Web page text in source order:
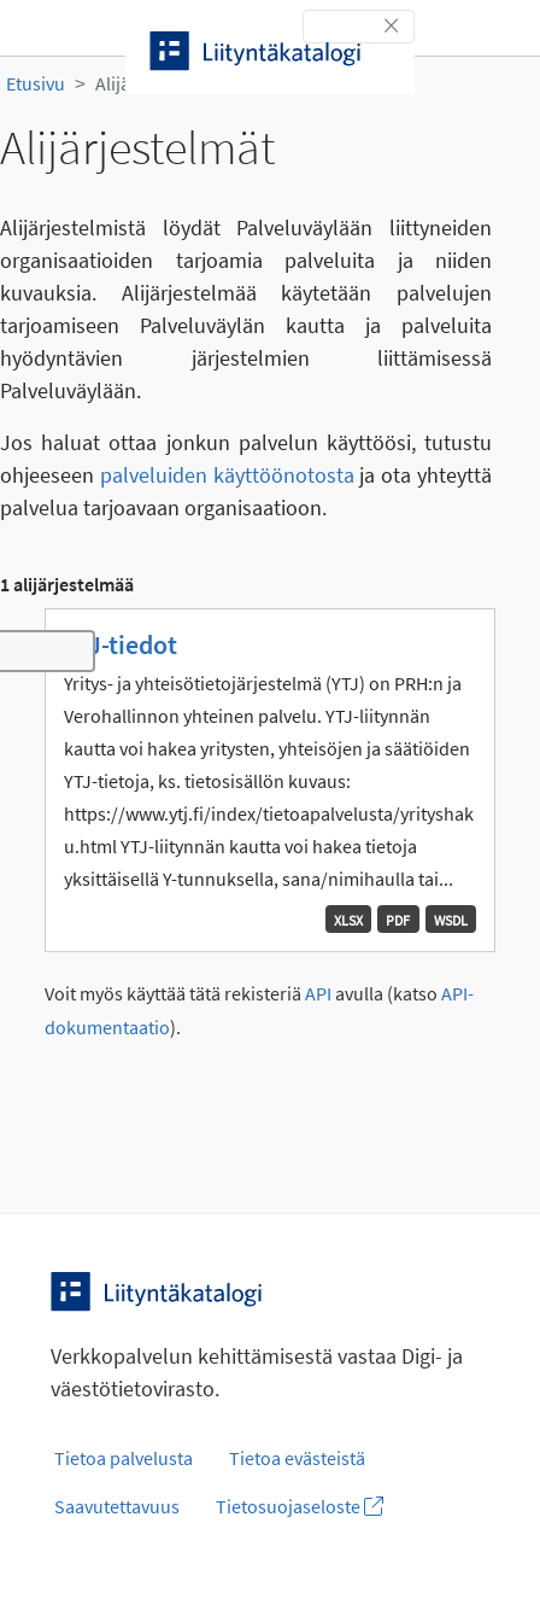
Toggle navigation
Etusivu Alijärjestelmät
Alijärjestelmät
Alijärjestelmistä löydät Palveluväylään liittyneiden
organisaatioiden tarjoamia palveluita ja niiden
kuvauksia. Alijärjestelmää käytetään palvelujen
tarjoamiseen Palveluväylän kautta ja palveluita
hyödyntävien järjestelmien liittämisessä
Palveluväylään.
Jos haluat ottaa jonkun palvelun käyttöösi, tutustu
ohjeeseen palveluiden käyttöönotosta ja ota yhteyttä
palvelua tarjoavaan organisaatioon.
1 alijärjestelmää
Toggle navigation
YTJ-tiedot
Yritys- ja yhteisötietojärjestelmä (YTJ) on PRH:n ja
Verohallinnon yhteinen palvelu. YTJ-liitynnän
kautta voi hakea yritysten, yhteisöjen ja säätiöiden
YTJ-tietoja, ks. tietosisällön kuvaus:
https://www.ytj.fi/index/tietoapalvelusta/yrityshak
u.html YTJ-liitynnän kautta voi hakea tietoja
yksittäisellä Y-tunnuksella, sana/nimihaulla tai...
WSDL
PDF
XLSX
Voit myös käyttää tätä rekisteriä API avulla (katso API-
dokumentaatio).
Verkkopalvelun kehittämisestä vastaa Digi- ja
väestötietovirasto.
Tietoa palvelusta
Tietoa evästeistä
Saavutettavuus
Tietosuojaseloste